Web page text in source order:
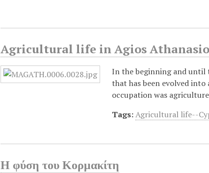
Agricultural life in Agios
In the beginning and until
that has been evolved
occupation was
Tags: Agricultural life--
Η φύση του Κορμακίτη